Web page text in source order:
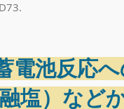
電池反応
塩）など